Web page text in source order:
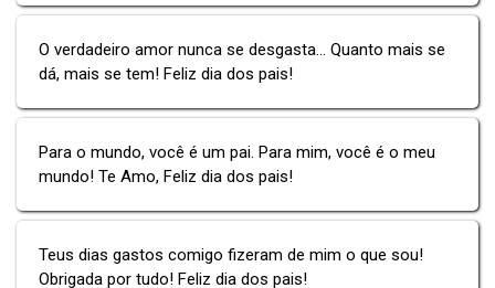
O verdadeiro amor nunca se desgasta... Quanto mais se
dá, mais se tem! Feliz dia dos pais!
Para o mundo, você é um pai. Para mim, você é o meu
mundo! Te Amo, Feliz dia dos pais!
Teus dias gastos comigo fizeram de mim o que sou!
Obrigada por tudo! Feliz dia dos pais!